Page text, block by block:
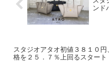
ンド
スタジオアタオ初値３８１０円
格を２５．７％上回るスタート